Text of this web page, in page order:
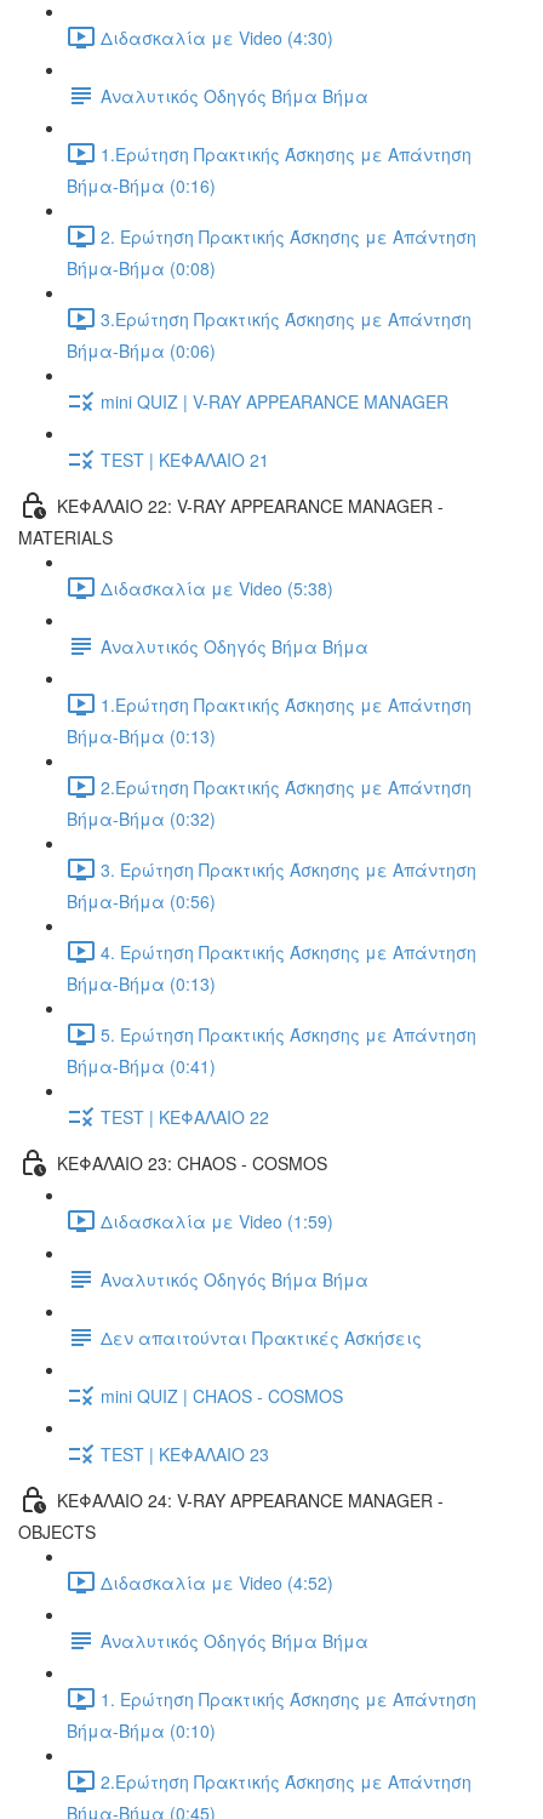
Διδασκαλία με Video (4:30)
Αναλυτικός Οδηγός Βήμα Βήμα
1.Ερώτηση Πρακτικής Άσκησης με Απάντηση
Βήμα-Βήμα (0:16)
2. Ερώτηση Πρακτικής Άσκησης με Απάντηση
Βήμα-Βήμα (0:08)
3.Ερώτηση Πρακτικής Άσκησης με Απάντηση
Βήμα-Βήμα (0:06)
mini QUIZ | V-RAY APPEARANCE MANAGER
TEST | ΚΕΦΑΛΑΙΟ 21
ΚΕΦΑΛΑΙΟ 22: V-RAY APPEARANCE MANAGER -
MATERIALS
Διδασκαλία με Video (5:38)
Αναλυτικός Οδηγός Βήμα Βήμα
1.Ερώτηση Πρακτικής Άσκησης με Απάντηση
Βήμα-Βήμα (0:13)
2.Ερώτηση Πρακτικής Άσκησης με Απάντηση
Βήμα-Βήμα (0:32)
3. Ερώτηση Πρακτικής Άσκησης με Απάντηση
Βήμα-Βήμα (0:56)
4. Ερώτηση Πρακτικής Άσκησης με Απάντηση
Βήμα-Βήμα (0:13)
5. Ερώτηση Πρακτικής Άσκησης με Απάντηση
Βήμα-Βήμα (0:41)
TEST | ΚΕΦΑΛΑΙΟ 22
ΚΕΦΑΛΑΙΟ 23: CHAOS - COSMOS
Διδασκαλία με Video (1:59)
Αναλυτικός Οδηγός Βήμα Βήμα
Δεν απαιτούνται Πρακτικές Ασκήσεις
mini QUIZ | CHAOS - COSMOS
TEST | ΚΕΦΑΛΑΙΟ 23
ΚΕΦΑΛΑΙΟ 24: V-RAY APPEARANCE MANAGER -
OBJECTS
Διδασκαλία με Video (4:52)
Αναλυτικός Οδηγός Βήμα Βήμα
1. Ερώτηση Πρακτικής Άσκησης με Απάντηση
Βήμα-Βήμα (0:10)
2.Ερώτηση Πρακτικής Άσκησης με Απάντηση
Βήμα-Βήμα (0:45)